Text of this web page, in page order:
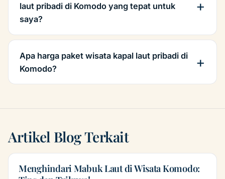
laut pribadi di Komodo yang tepat untuk
saya?
Apa harga paket wisata kapal laut pribadi di
Komodo?
Artikel Blog Terkait
Menghindari Mabuk Laut di Wisata Komodo: